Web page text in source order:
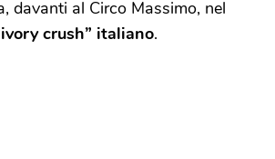
davanti al Circo Massimo, nel
crush” italiano.